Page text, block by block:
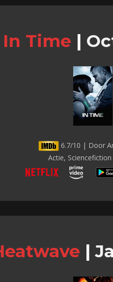
In Time |
6.7/10 | Door
Actie,
|